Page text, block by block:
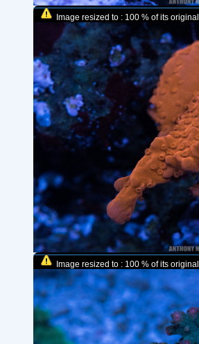
Image resized to : 100 % of its
Image resized to : 100 % of its